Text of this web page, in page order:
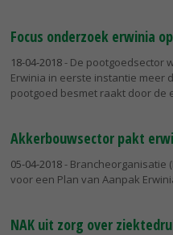
Focus onderzoek erwinia
18-04-2018- De pootgoedsector
Erwinia in eerste instantie meer
pootgoed besmet raakt door de
Akkerbouwsector pakt
05-04-2018- Brancheorganisatie
voor een Plan van Aanpak
NAK uit zorg over